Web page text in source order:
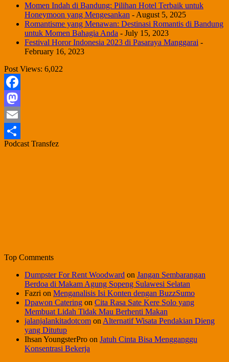
Momen Indah di Bandung: Pilihan Hotel Terbaik untuk
Honeymoon yang Mengesankan - August 5, 2025
Romantisme yang Menawan: Destinasi Romantis di Bandung
untuk Momen Bahagia Anda - July 15, 2023
Festival Horor Indonesia 2023 di Pasaraya Manggarai -
February 16, 2023
Post Views: 6,022
Facebook
Mastodon
Email
Share
Podcast Transfez
Top Comments
Dumpster For Rent Woodward on Jangan Sembarangan
Berdoa di Makam Agung Sopeng Sulawesi Selatan
Fazri on Menganalisis Isi Konten dengan BuzzSumo
Dpawon Catering on Cita Rasa Sate Kere Solo yang
Membuat Lidah Tidak Mau Berhenti Makan
jalanjalankitadotcom on Alternatif Wisata Pendakian Dieng
yang Ditutup
Ihsan YoungsterPro on Jatuh Cinta Bisa Mengganggu
Konsentrasi Bekerja